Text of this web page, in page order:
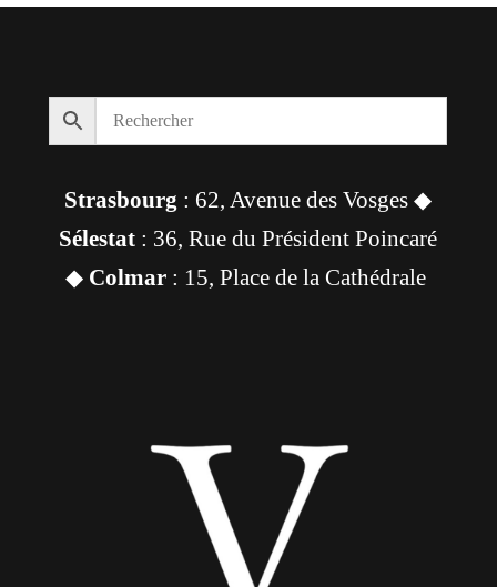
Strasbourg : 62, Avenue des Vosges ◆
Sélestat : 36, Rue du Président Poincaré
◆ Colmar: 15, Place de la Cathédrale